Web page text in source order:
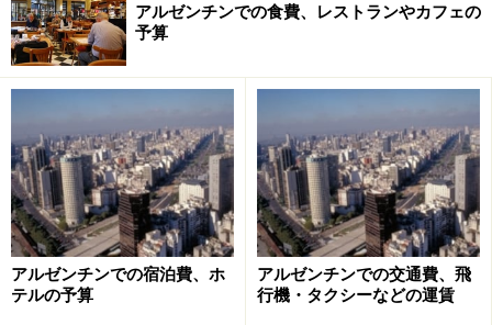
が進むプエルト・マデーロ地区にも新しい高級ホテルが
次々とできつつあります。
アルゼンチンでの食費、レストランやカフェの
予算
アルゼンチンでの宿泊費、ホ
テルの予算
アルゼンチンでの交通費、飛
行機・タクシーなどの運賃